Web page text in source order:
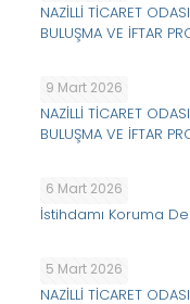
NAZİLLİ TİCARET
BULUŞMA VE İFTAR
9 Mart 2026
NAZİLLİ TİCARET
BULUŞMA VE İFTAR
6 Mart 2026
İstihdamı Koruma
5 Mart 2026
NAZİLLİ TİCARET